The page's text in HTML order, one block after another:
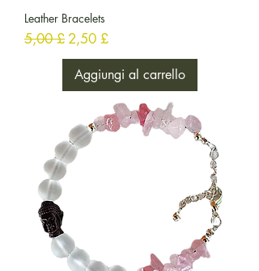
Leather Bracelets
Prezzo regolare
5,00 £ Prezzo scontato
2,50 £
Aggiungi al carrello